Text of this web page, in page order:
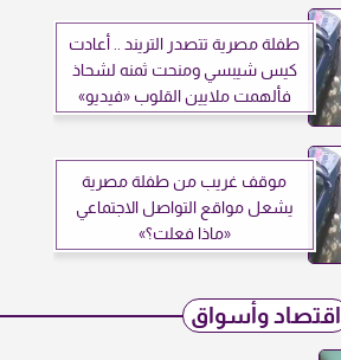
طفلة مصرية تتصدر التريند .. أعادت
كيس شيبسي ومنحت ثمنه لشحاذ
فألهمت ملايين القلوب «فيديو»
موقف غريب من طفلة مصرية
يشعل مواقع التواصل الاجتماعي
«ماذا فعلت؟»
اقتصاد وأسواق